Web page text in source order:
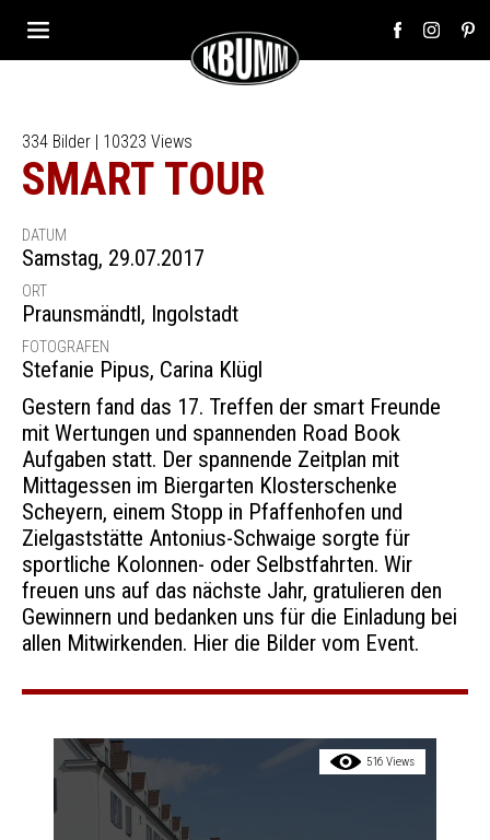
334 Bilder | 10323 Views
SMART TOUR
DATUM
Samstag, 29.07.2017
ORT
Praunsmändtl, Ingolstadt
FOTOGRAFEN
Stefanie Pipus, Carina Klügl
Gestern fand das 17. Treffen der smart Freunde
mit Wertungen und spannenden Road Book
Aufgaben statt. Der spannende Zeitplan mit
Mittagessen im Biergarten Klosterschenke
Scheyern, einem Stopp in Pfaffenhofen und
Zielgaststätte Antonius-Schwaige sorgte für
sportliche Kolonnen- oder Selbstfahrten. Wir
freuen uns auf das nächste Jahr, gratulieren den
Gewinnern und bedanken uns für die Einladung bei
allen Mitwirkenden. Hier die Bilder vom Event.
516 Views